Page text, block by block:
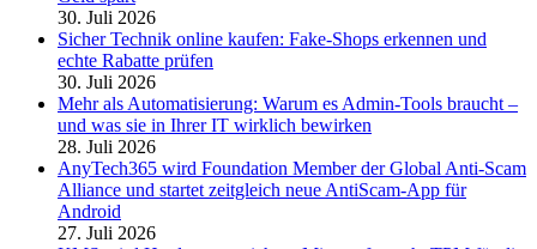
30. Juli 2026
Sicher Technik online kaufen: Fake-Shops erkennen und
echte Rabatte prüfen
30. Juli 2026
Mehr als Automatisierung: Warum es Admin-Tools braucht –
und was sie in Ihrer IT wirklich bewirken
28. Juli 2026
AnyTech365 wird Foundation Member der Global Anti-Scam
Alliance und startet zeitgleich neue AntiScam-App für
Android
27. Juli 2026